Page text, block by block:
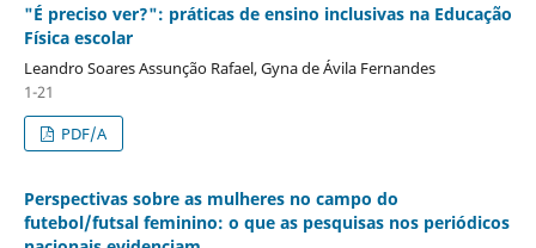
"É preciso ver?": práticas de ensino inclusivas na Educação
Física escolar
Leandro Soares Assunção Rafael, Gyna de Ávila Fernandes
1-21
PDF/A
Perspectivas sobre as mulheres no campo do
futebol/futsal feminino: o que as pesquisas nos periódicos